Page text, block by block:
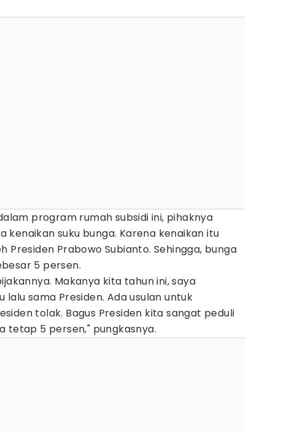
program rumah subsidi ini, pihaknya
kenaikan suku bunga. Karena kenaikan itu
Presiden Prabowo Subianto. Sehingga, bunga
5 persen.
Makanya kita tahun ini, saya
lalu sama Presiden. Ada usulan untuk
tolak. Bagus Presiden kita sangat peduli
tetap 5 persen," pungkasnya.